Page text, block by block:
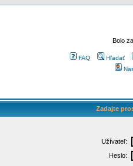
Bolo
FAQ Hľadať
Zadajte
Užívateľ:
Heslo: